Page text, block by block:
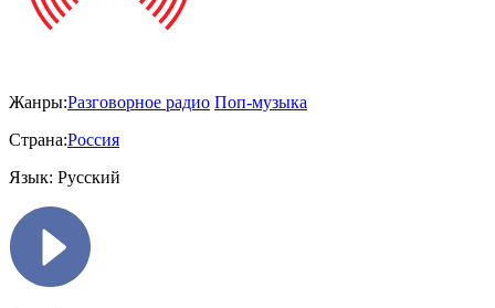
Жанры:Разговорное радио Поп-музыка
Страна:Россия
Язык: Русский